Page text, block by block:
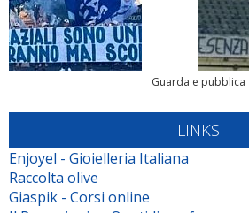
Guarda e pubblica
LINKS
Enjoyel - Gioielleria Italiana
Raccolta olive
Giaspik - Corsi online